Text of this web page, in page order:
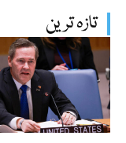
تازہ ترین